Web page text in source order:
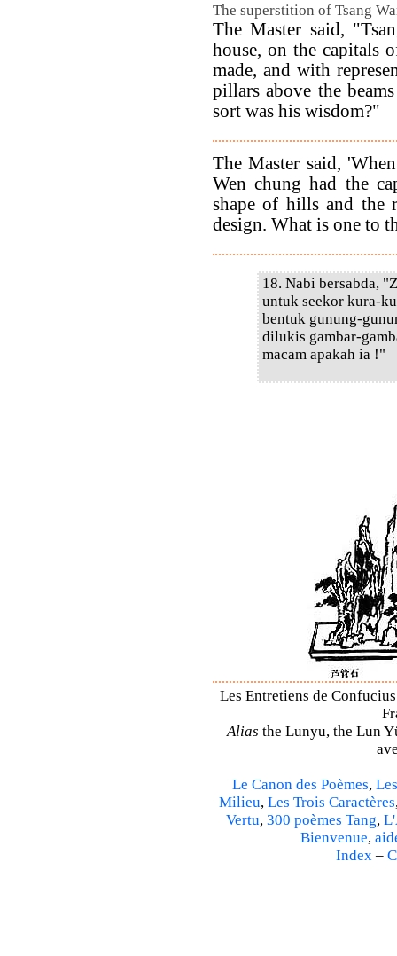
The superstition of Tsang
The Master said,
house, on the capitals
made, and with
pillars above the
sort was his wisdom?"
The Master said,
Wen chung had the
shape of hills and the
design. What is one to
18. Nabi bersabda,
untuk seekor kura-
bentuk gunung-
dilukis gambar-
macam apakah ia !"
Les Entretiens de
Alias the Lunyu, the Lun
Le Canon des Poèmes,
Milieu, Les Trois Caractères
Vertu, 300 poèmes Tang,
Bienvenue,
Index –